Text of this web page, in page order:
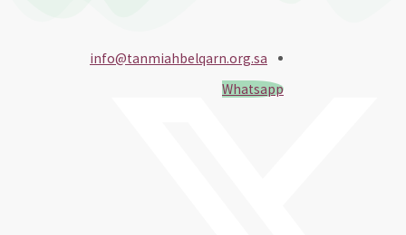
info@tanmiahbelqarn.org.sa
Whatsapp